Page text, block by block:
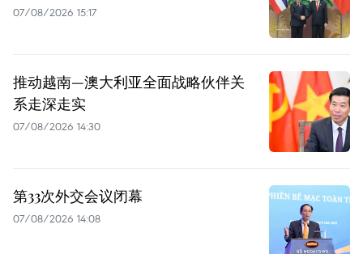
07/08/2026 15:17
推动越南—澳大利亚全面战略伙伴关
系走深走实
07/08/2026 14:30
第33次外交会议闭幕
07/08/2026 14:08